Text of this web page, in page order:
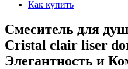
Как купить
Смеситель для
Cristal clair liser
Элегантность и